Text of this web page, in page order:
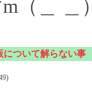
（＿ ＿
について解らない事